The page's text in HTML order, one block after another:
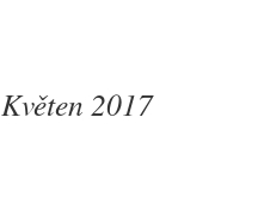
Květen 2017